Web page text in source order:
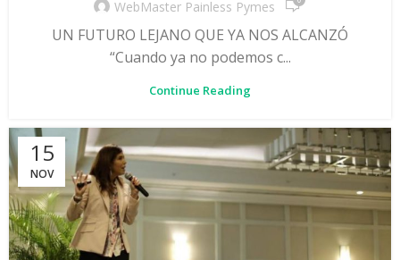
WebMaster Painless Pymes
UN FUTURO LEJANO QUE YA NOS ALCANZÓ
“Cuando ya no podemos c...
Continue Reading
15
NOV